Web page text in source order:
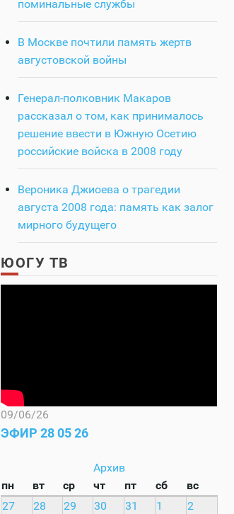
поминальные службы
В Москве почтили память жертв
августовской войны
Генерал-полковник Макаров
рассказал о том, как принималось
решение ввести в Южную Осетию
российские войска в 2008 году
Вероника Джиоева о трагедии
августа 2008 года: память как залог
мирного будущего
ЮОГУ ТВ
09/06/26
ЭФИР 28 05 26
Архив
пн
вт ср чт пт сб
вс
27
28 29 30 31 1
2